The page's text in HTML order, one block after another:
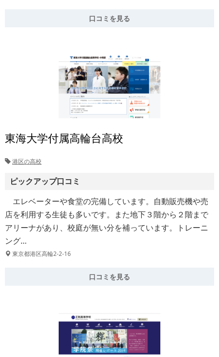
口コミを見る
東海大学付属高輪台高校
港区の高校
ピックアップ口コミ
エレベーターや食堂の完備しています。自動販売機や売
店を利用する生徒も多いです。また地下３階から２階まで
アリーナがあり、校庭が無い分を補っています。トレーニ
ング…
東京都港区高輪2-2-16
口コミを見る